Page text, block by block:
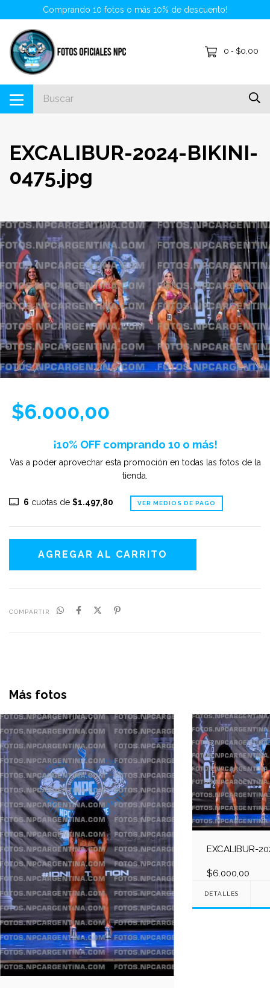
Comprando 10 fotos o más 10% de descuento!
0 - $0,00
EXCALIBUR-2024-BIKINI-
0475.jpg
$6.000,00
¡10% OFF comprando 10 o más!
Vas a poder aprovechar esta promoción en todas las fotos de la
tienda.
6 cuotas de $1.497,80 VER MEDIOS DE PAGO
COMPARTIR
Más fotos
EXCALIBUR-
$6.000,00
DETALLES